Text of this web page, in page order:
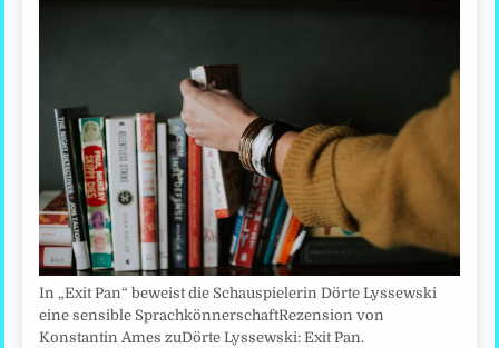
In „Exit Pan“ beweist die Schauspielerin Dörte Lyssewski
eine sensible SprachkönnerschaftRezension von
Konstantin Ames zuDörte Lyssewski: Exit Pan.